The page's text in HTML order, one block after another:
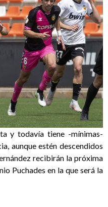
y todavía tiene -mínimas-
aunque estén descendidos
recibirán la próxima
Puchades en la que será la